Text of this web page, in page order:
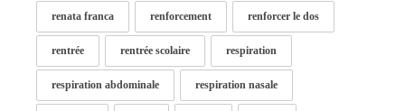
renata franca renforcement renforcer le dos
rentrée rentrée scolaire respiration
respiration abdominale respiration nasale